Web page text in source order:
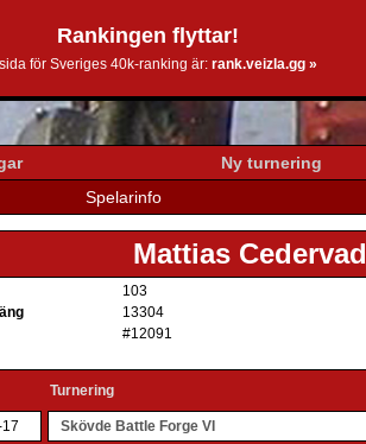
Rankingen flyttar!
för Sveriges 40k-ranking är: rank.veizla.gg »
Ny turnering
Spelarinfo
Mattias Cedervad
103
13304
#12091
Turnering
Skövde Battle Forge VI